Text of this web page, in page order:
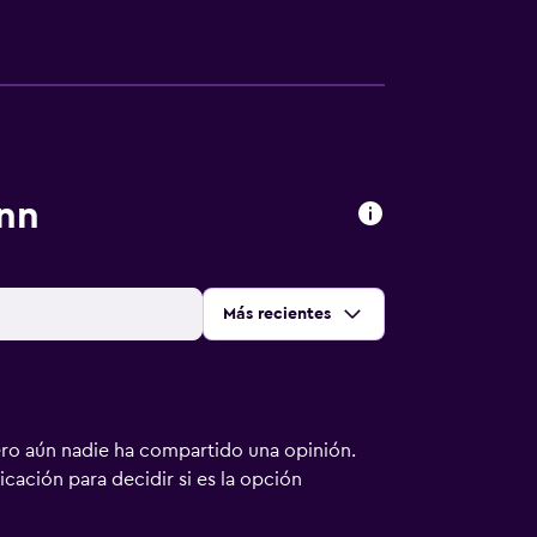
Ordenar por:
Más recientes
aún nadie ha compartido una opinión.
para decidir si es la opción